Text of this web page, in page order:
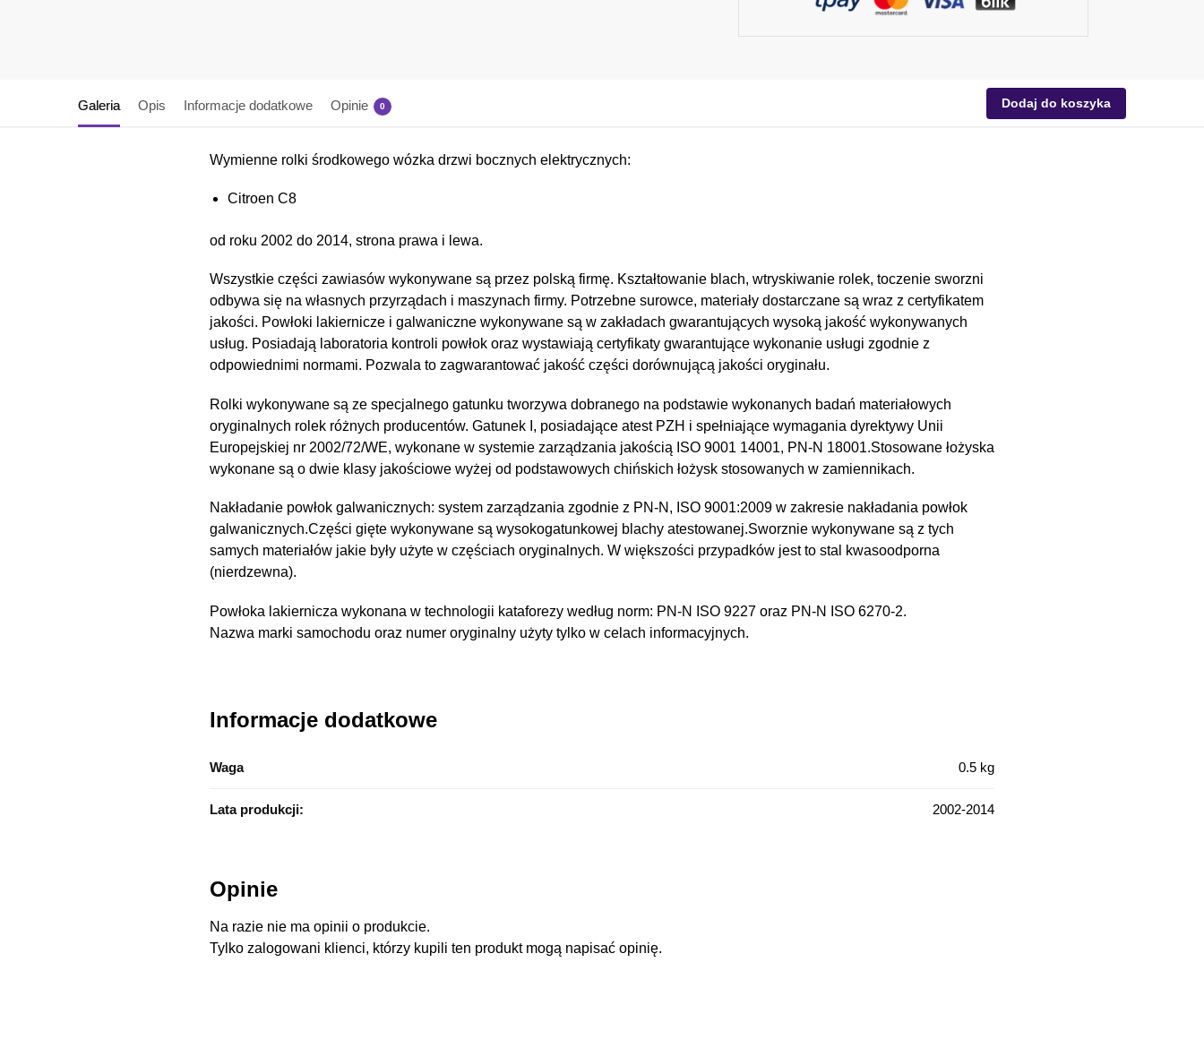
Galeria Opis Informacje dodatkowe Opinie 0 Dodaj do koszyka
Wymienne rolki środkowego wózka drzwi bocznych elektrycznych:
Citroen C8
od roku 2002 do 2014, strona prawa i lewa.
Wszystkie części zawiasów wykonywane są przez polską firmę. Kształtowanie blach, wtryskiwanie rolek, toczenie sworzni
odbywa się na własnych przyrządach i maszynach firmy. Potrzebne surowce, materiały dostarczane są wraz z certyfikatem
jakości. Powłoki lakiernicze i galwaniczne wykonywane są w zakładach gwarantujących wysoką jakość wykonywanych
usług. Posiadają laboratoria kontroli powłok oraz wystawiają certyfikaty gwarantujące wykonanie usługi zgodnie z
odpowiednimi normami. Pozwala to zagwarantować jakość części dorównującą jakości oryginału.
Rolki wykonywane są ze specjalnego gatunku tworzywa dobranego na podstawie wykonanych badań materiałowych
oryginalnych rolek różnych producentów. Gatunek I, posiadające atest PZH i spełniające wymagania dyrektywy Unii
Europejskiej nr 2002/72/WE, wykonane w systemie zarządzania jakością ISO 9001 14001, PN-N 18001.Stosowane łożyska
wykonane są o dwie klasy jakościowe wyżej od podstawowych chińskich łożysk stosowanych w zamiennikach.
Nakładanie powłok galwanicznych: system zarządzania zgodnie z PN-N, ISO 9001:2009 w zakresie nakładania powłok
galwanicznych.Części gięte wykonywane są wysokogatunkowej blachy atestowanej.Sworznie wykonywane są z tych
samych materiałów jakie były użyte w częściach oryginalnych. W większości przypadków jest to stal kwasoodporna
(nierdzewna).
Powłoka lakiernicza wykonana w technologii kataforezy według norm: PN-N ISO 9227 oraz PN-N ISO 6270-2.
Nazwa marki samochodu oraz numer oryginalny użyty tylko w celach informacyjnych.
Informacje dodatkowe
Waga 0.5 kg
Lata produkcji: 2002-2014
Opinie
Na razie nie ma opinii o produkcie.
Tylko zalogowani klienci, którzy kupili ten produkt mogą napisać opinię.